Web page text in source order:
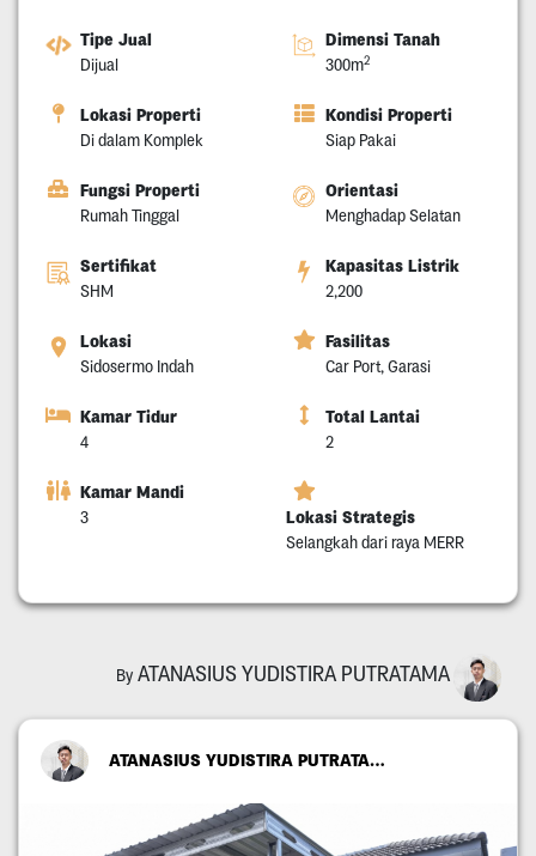
Tipe Jual
Dijual
Dimensi Tanah
300m2
Lokasi Properti
Di dalam Komplek
Kondisi Properti
Siap Pakai
Fungsi Properti
Rumah Tinggal
Orientasi
Menghadap Selatan
Sertifikat
SHM
Kapasitas Listrik
2,200
Lokasi
Sidosermo Indah
Fasilitas
Car Port, Garasi
Kamar Tidur
4
Total Lantai
2
Kamar Mandi
3 Lokasi Strategis
Selangkah dari raya MERR
By ATANASIUS YUDISTIRA PUTRATAMA
ATANASIUS YUDISTIRA PUTRATAMA